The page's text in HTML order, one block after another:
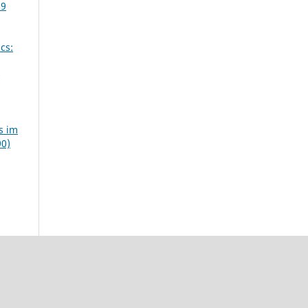
im